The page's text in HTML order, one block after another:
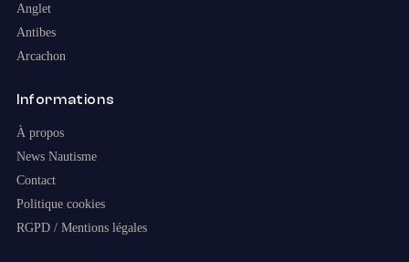
Anglet
Antibes
Arcachon
Informations
À propos
News Nautisme
Contact
Politique cookies
RGPD / Mentions légales